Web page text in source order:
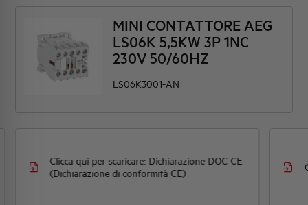
MINI CONTATTORE AEG
LS06K 5,5KW 3P 1NC
230V 50/60HZ
LS06K3001-AN
Clicca qui per scaricare: Dichiarazione DOC CE
(Dichiarazione di conformità CE)